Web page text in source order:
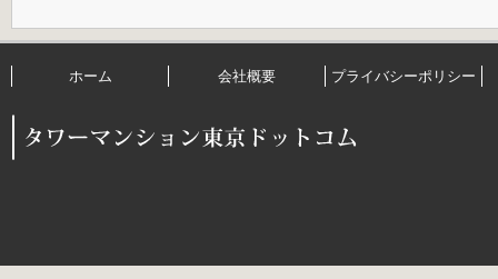
ホーム 会社概要 プライバシーポリシー